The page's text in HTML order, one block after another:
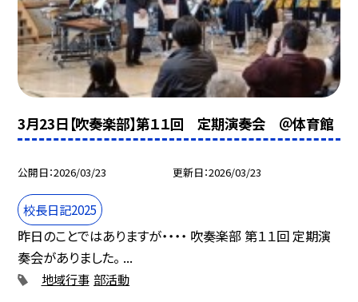
3月23日【吹奏楽部】第１１回 定期演奏会 ＠体育館
公開日 2026/03/23 更新日 2026/03/23
校長日記2025
昨日のことではありますが・・・・ 吹奏楽部 第１１回 定期演
奏会がありました。 ...
地域行事 部活動